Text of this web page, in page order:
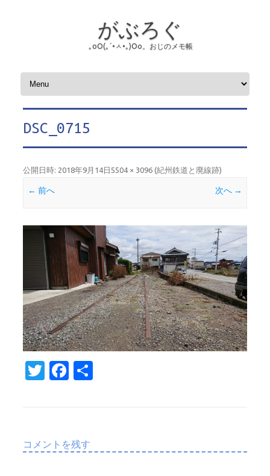
がぶろぐ
｡оО(｡´•ㅅ•｡)Оо。おじのメモ帳
コンテンツへスキップ
DSC_0715
公開日時: 2018年9月14日 5504 × 3096 (紀州鉄道と廃線跡)
← 前へ 次へ →
T
r
Fa
o
コメントを残す